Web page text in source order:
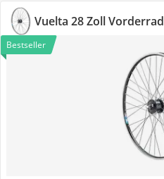
Vuelta 28 Zoll Vorderrad
Bestseller